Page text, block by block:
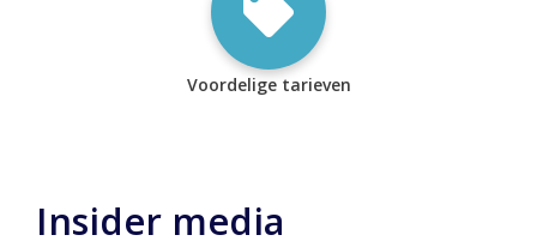
Voordelige tarieven
Insider media